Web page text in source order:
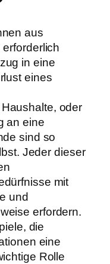
aus
in eine
eines
oder
an eine
sind so
Jeder dieser
mit
und
erfordern.
die
eine
Rolle